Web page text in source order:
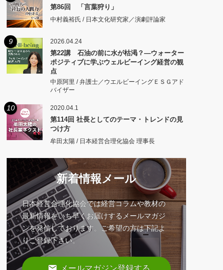
第86回 「言葉狩り」
中村義裕氏 / 日本文化研究家／演劇評論家
9 2026.04.24
第22講 石油の前に水が枯渇？―ウォーター
ポジティブに学ぶウェルビーイング経営の観
点
中原阿里 / 弁護士／ウエルビーイングＥＳＧアド
バイザー
10 2020.04.1
第114回 社長としてのテーマ・トレンドの見
つけ方
牟田太陽 / 日本経営合理化協会 理事長
新着情報メール
日本経営合理化協会では経営コラムや教材の
最新情報をいち早くお届けするメールマガジ
ンを発信しております。ご希望の方は下記よ
りご登録下さい。
メールマガジン登録する